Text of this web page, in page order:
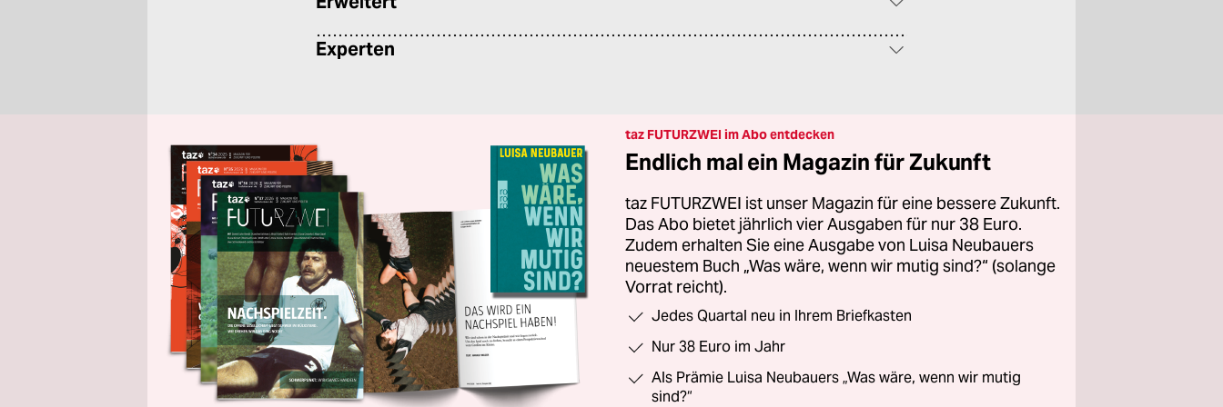
Experten
taz FUTURZWEI im Abo entdecken
Endlich mal ein Magazin für Zukunft
taz FUTURZWEI ist unser Magazin für eine bessere Zukunft.
Das Abo bietet jährlich vier Ausgaben für nur 38 Euro.
Zudem erhalten Sie eine Ausgabe von Luisa Neubauers
neuestem Buch „Was wäre, wenn wir mutig sind?“ (solange
Vorrat reicht).
Jedes Quartal neu in Ihrem Briefkasten
Nur 38 Euro im Jahr
Als Prämie Luisa Neubauers „Was wäre, wenn wir mutig
sind?“